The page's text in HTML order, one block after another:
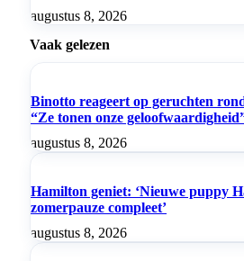
augustus 8, 2026
Vaak gelezen
Binotto reageert op geruchten
“Ze tonen onze
augustus 8, 2026
Hamilton geniet: ‘Nieuwe puppy
zomerpauze compleet’
augustus 8, 2026